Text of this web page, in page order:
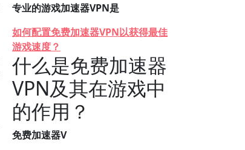
专业的游戏加速器VPN是
如何配置免费加速器VPN以获得最佳
游戏速度？
什么是免费加速器
VPN及其在游戏中
的作用？
免费加速器V